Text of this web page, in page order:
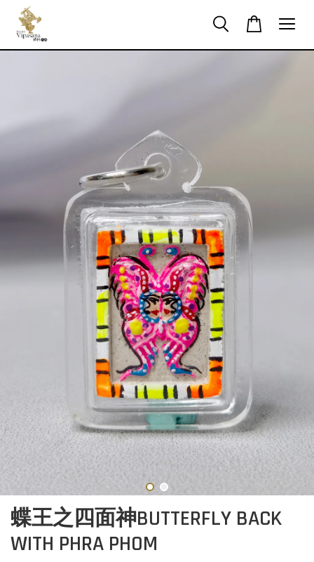
蝶王之四面神BUTTERFLY BACK
WITH PHRA PHOM